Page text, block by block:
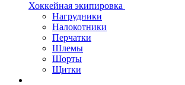
Хоккейная экипировка
Нагрудники
Налокотники
Перчатки
Шлемы
Шорты
Щитки